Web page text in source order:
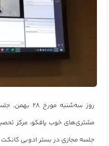
روز سه‌شنبه
مشتری‌های خوب پافکو، مرکز
جلسه مجازی در بستر ادوبی کانکت